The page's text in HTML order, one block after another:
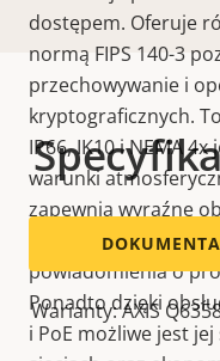
dostępem. Oferuje
normą FIPS 140-3
przechowywanie i
kryptograficznych.
IP66, IK10 i NEMA
warunki
zapewnia wyraźne
Z kolei funkcja
powiadomienia o
Ponadto dzięki
i PoE możliwe jest
Warianty: AXIS